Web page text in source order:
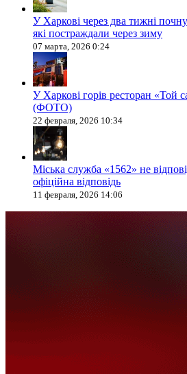
У Харкові через два тижні
які постраждали через зиму
07 марта, 2026 0:24
У Харкові горів ресторан «Той
(ФОТО)
22 февраля, 2026 10:34
Міська служба «1562» не
офіційна відповідь
11 февраля, 2026 14:06